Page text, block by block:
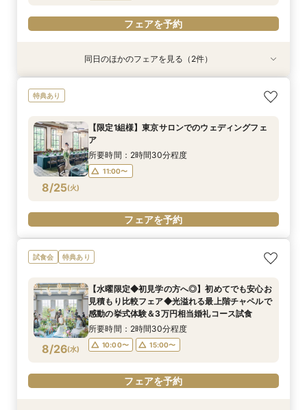
フェアを予約
特典あり
8/24(月)
【初見学が1番お得】1件目来館特典付き◆1件目
見学なら挙式料最大全額OFF◆光チャペルの挙式
試食フェア
所要時間：2時間30分程度
17:30〜
特典あり
8/24(月)
OK！6名様から適用可10名64万円からの少人数
所要時間：2時間30分程度
17:30〜
同日のほかのフェアを見る（2件）
特典あり
8/25(火)
【限定1組様】東京サロンでのウェディングフェ
ア
所要時間：2時間30分程度
11:00〜
フェアを予約
試食会 特典あり
8/26(水)
【水曜限定◆初見学の方へ◎】初めてでも安心お
見積もり比較フェア◆光溢れる最上階チャペルで
感動の挙式体験＆3万円相当婚礼コース試食
所要時間：2時間30分程度
10:00〜 15:00〜
フェアを予約